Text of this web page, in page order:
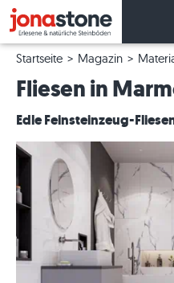
Startseite Magazin
Fliesen in
Edle Feinsteinzeug-